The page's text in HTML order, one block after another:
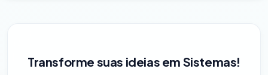
Transforme suas ideias em Sistemas!